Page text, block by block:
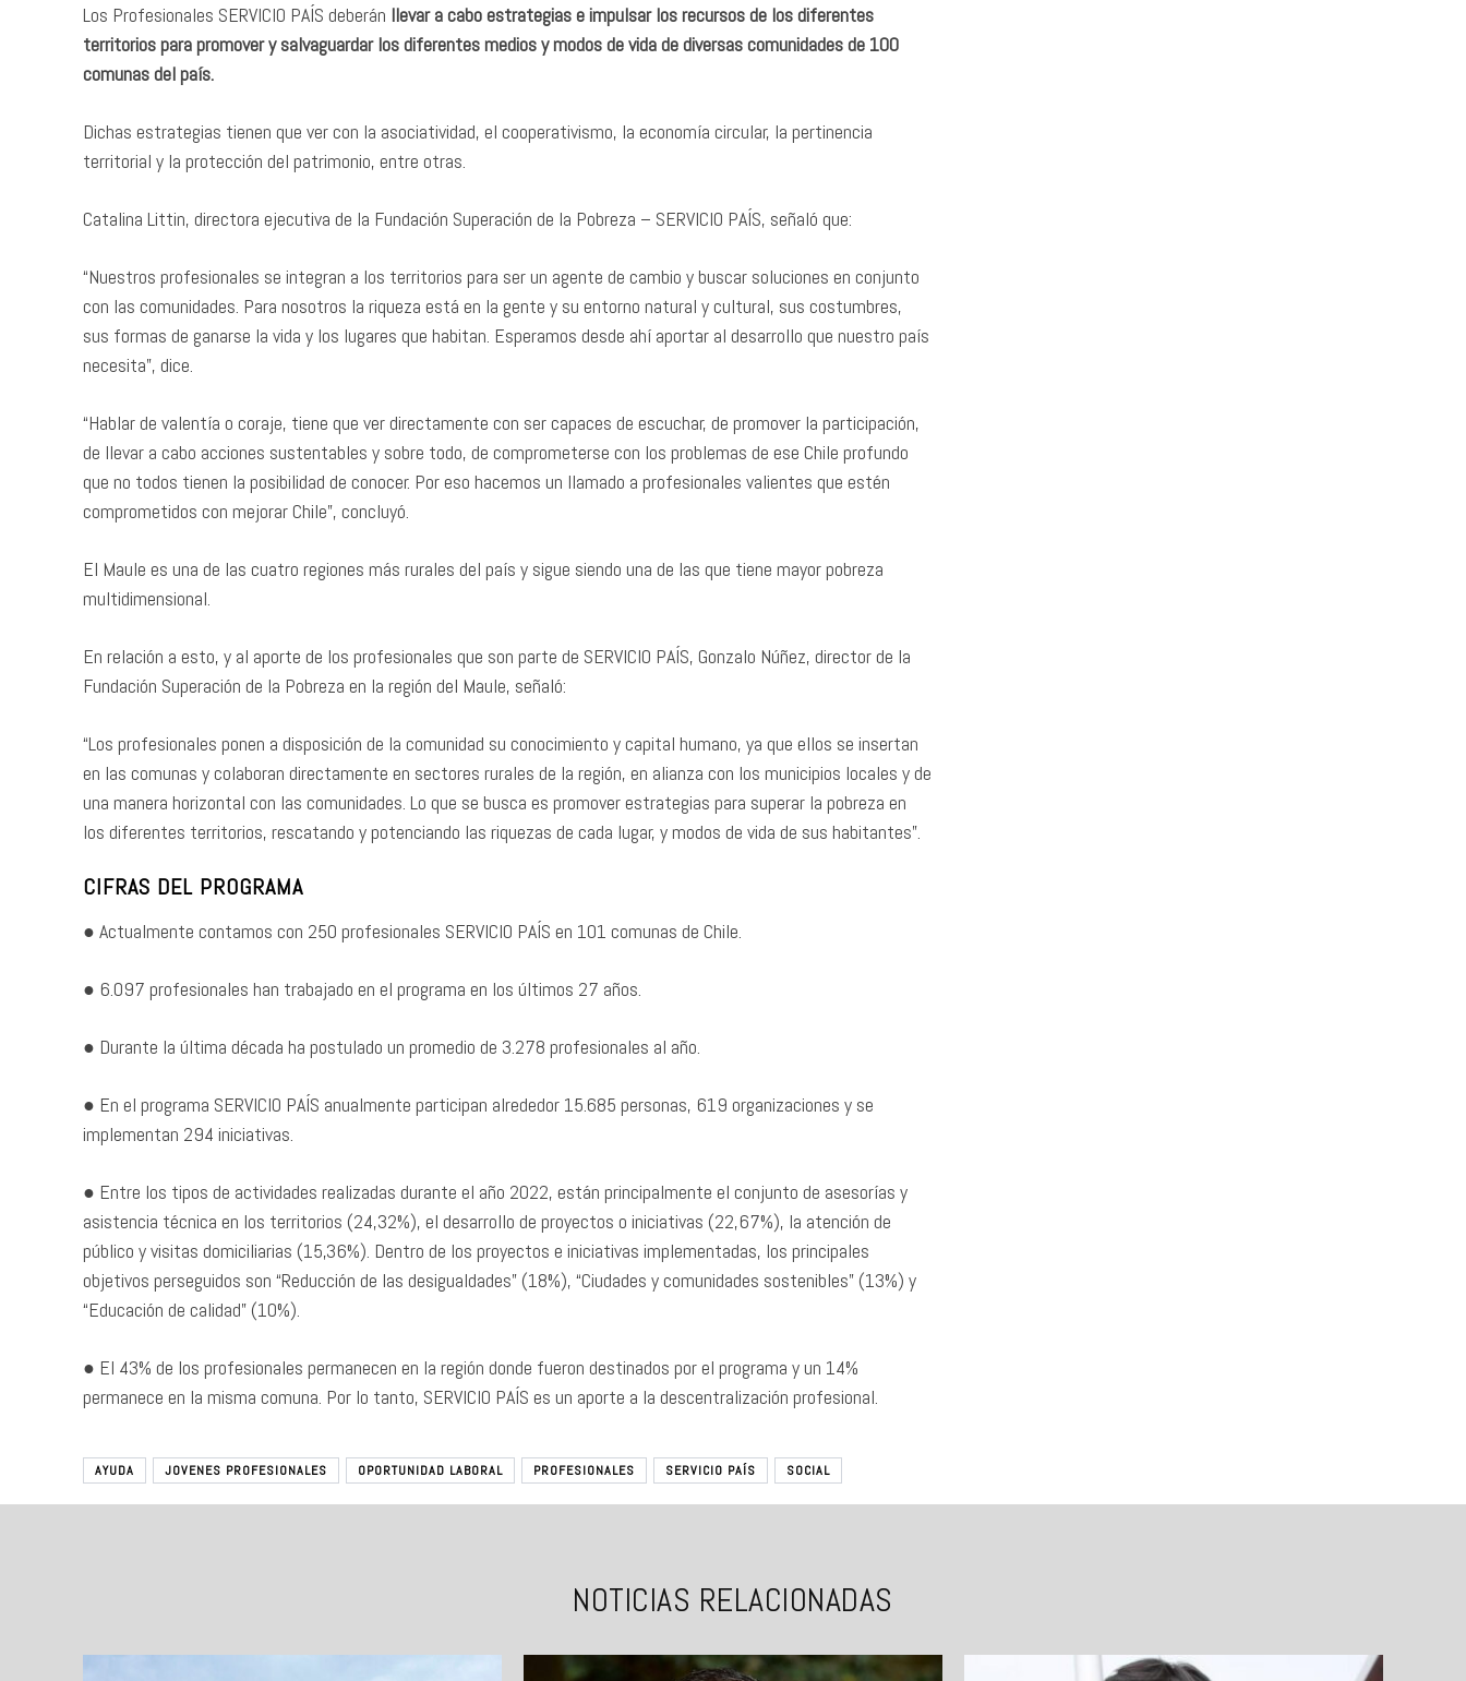
Los Profesionales SERVICIO PAÍS deberán llevar a cabo estrategias e impulsar los recursos de los diferentes
territorios para promover y salvaguardar los diferentes medios y modos de vida de diversas comunidades de 100
comunas del país.
Dichas estrategias tienen que ver con la asociatividad, el cooperativismo, la economía circular, la pertinencia
territorial y la protección del patrimonio, entre otras.
Catalina Littin, directora ejecutiva de la Fundación Superación de la Pobreza – SERVICIO PAÍS, señaló que:
“Nuestros profesionales se integran a los territorios para ser un agente de cambio y buscar soluciones en conjunto
con las comunidades. Para nosotros la riqueza está en la gente y su entorno natural y cultural, sus costumbres,
sus formas de ganarse la vida y los lugares que habitan. Esperamos desde ahí aportar al desarrollo que nuestro país
necesita”, dice.
“Hablar de valentía o coraje, tiene que ver directamente con ser capaces de escuchar, de promover la participación,
de llevar a cabo acciones sustentables y sobre todo, de comprometerse con los problemas de ese Chile profundo
que no todos tienen la posibilidad de conocer. Por eso hacemos un llamado a profesionales valientes que estén
comprometidos con mejorar Chile”, concluyó.
El Maule es una de las cuatro regiones más rurales del país y sigue siendo una de las que tiene mayor pobreza
multidimensional.
En relación a esto, y al aporte de los profesionales que son parte de SERVICIO PAÍS, Gonzalo Núñez, director de la
Fundación Superación de la Pobreza en la región del Maule, señaló:
“Los profesionales ponen a disposición de la comunidad su conocimiento y capital humano, ya que ellos se insertan
en las comunas y colaboran directamente en sectores rurales de la región, en alianza con los municipios locales y de
una manera horizontal con las comunidades. Lo que se busca es promover estrategias para superar la pobreza en
los diferentes territorios, rescatando y potenciando las riquezas de cada lugar, y modos de vida de sus habitantes”.
CIFRAS DEL PROGRAMA
● Actualmente contamos con 250 profesionales SERVICIO PAÍS en 101 comunas de Chile.
● 6.097 profesionales han trabajado en el programa en los últimos 27 años.
● Durante la última década ha postulado un promedio de 3.278 profesionales al año.
● En el programa SERVICIO PAÍS anualmente participan alrededor 15.685 personas, 619 organizaciones y se
implementan 294 iniciativas.
● Entre los tipos de actividades realizadas durante el año 2022, están principalmente el conjunto de asesorías y
asistencia técnica en los territorios (24,32%), el desarrollo de proyectos o iniciativas (22,67%), la atención de
público y visitas domiciliarias (15,36%). Dentro de los proyectos e iniciativas implementadas, los principales
objetivos perseguidos son “Reducción de las desigualdades” (18%), “Ciudades y comunidades sostenibles” (13%) y
“Educación de calidad” (10%).
● El 43% de los profesionales permanecen en la región donde fueron destinados por el programa y un 14%
permanece en la misma comuna. Por lo tanto, SERVICIO PAÍS es un aporte a la descentralización profesional.
AYUDA JOVENES PROFESIONALES OPORTUNIDAD LABORAL PROFESIONALES SERVICIO PAÍS SOCIAL
NOTICIAS RELACIONADAS